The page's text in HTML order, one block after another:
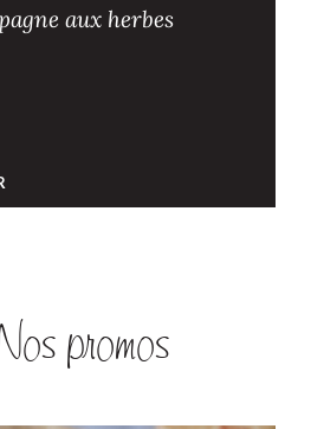
aux herbes
promos